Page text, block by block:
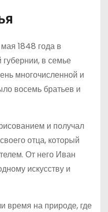
1848 года в
губернии, в семье
многочисленной и
восемь братьев и
и получал
отца, который
От него Иван
искусству и
время на природе, где